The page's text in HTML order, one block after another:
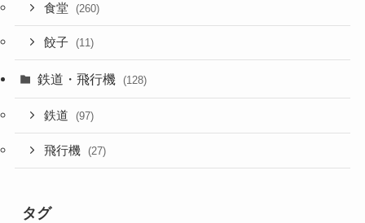
食堂 (260)
餃子 (11)
鉄道・飛行機 (128)
鉄道 (97)
飛行機 (27)
タグ